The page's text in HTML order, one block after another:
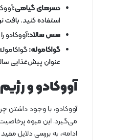
دسرهای گیاهی:
استفاده کنید. بافت
سس سالاد:آووکادو
گواکاموله:
عنوان پیش‌غذایی
آووکادو و
آووکادو، با وجود داشتن
می‌گیرد. این میوه
ادامه، به بررسی دلایل